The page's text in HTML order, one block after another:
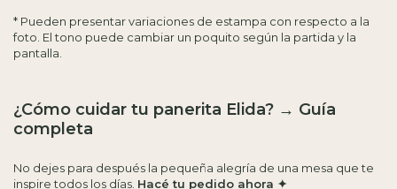
* Pueden presentar variaciones de estampa con respecto a la
foto. El tono puede cambiar un poquito según la partida y la
pantalla.
¿Cómo cuidar tu panerita Elida? → Guía
completa
No dejes para después la pequeña alegría de una mesa que te
inspire todos los días. Hacé tu pedido ahora ✦